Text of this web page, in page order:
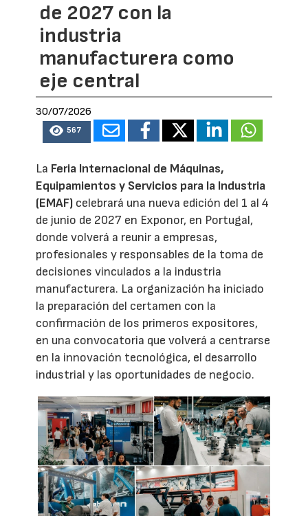
de 2027 con la
industria
manufacturera como
eje central
30/07/2026
567
La Feria Internacional de Máquinas,
Equipamientos y Servicios para la Industria
(EMAF) celebrará una nueva edición del 1 al 4
de junio de 2027 en Exponor, en Portugal,
donde volverá a reunir a empresas,
profesionales y responsables de la toma de
decisiones vinculados a la industria
manufacturera. La organización ha iniciado
la preparación del certamen con la
confirmación de los primeros expositores,
en una convocatoria que volverá a centrarse
en la innovación tecnológica, el desarrollo
industrial y las oportunidades de negocio.